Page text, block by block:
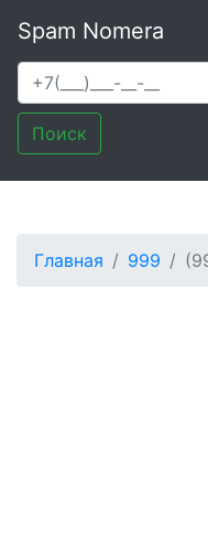
Spam Nomera
Поиск
Главная 999